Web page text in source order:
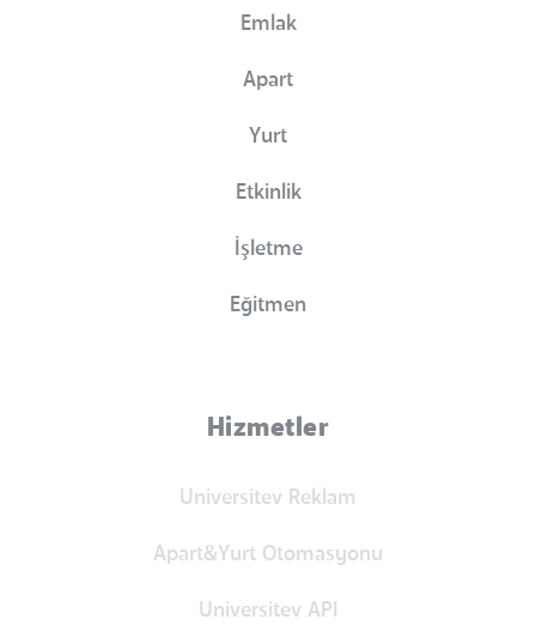
Emlak
Apart
Yurt
Etkinlik
İşletme
Eğitmen
Hizmetler
Universitev Reklam
Apart&Yurt Otomasyonu
Universitev API